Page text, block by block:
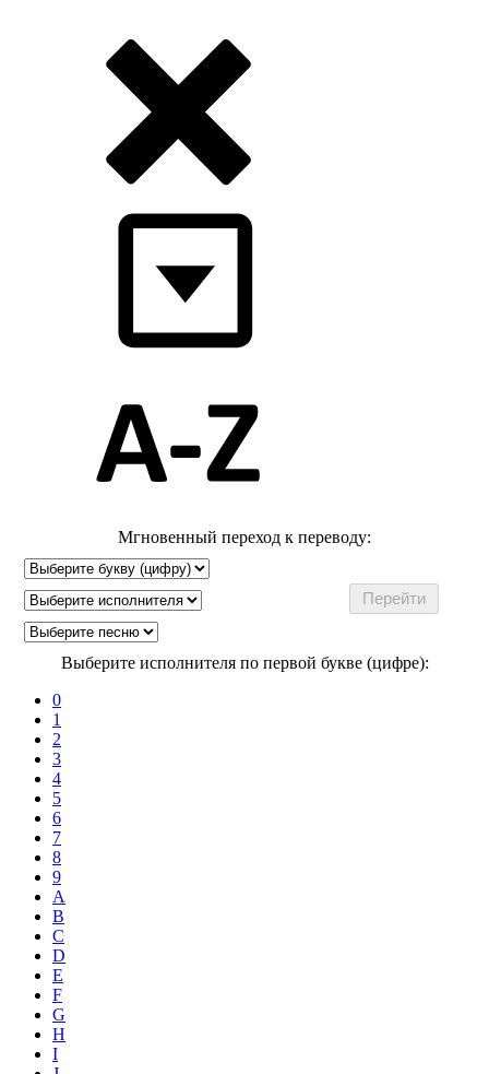
Мгновенный переход к переводу:
Выберите исполнителя по первой букве (цифре):
0
1
2
3
4
5
6
7
8
9
A
B
C
D
E
F
G
H
I